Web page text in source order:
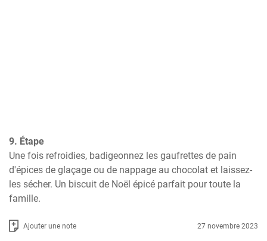
9. Étape
Une fois refroidies, badigeonnez les gaufrettes de pain
d'épices de glaçage ou de nappage au chocolat et laissez-
les sécher. Un biscuit de Noël épicé parfait pour toute la
famille.
Ajouter une note 27 novembre 2023